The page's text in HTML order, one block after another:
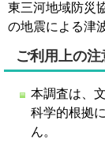
東三河地域防災
の地震による津
ご利用上の注
本調査は、
科学的根拠
ん。